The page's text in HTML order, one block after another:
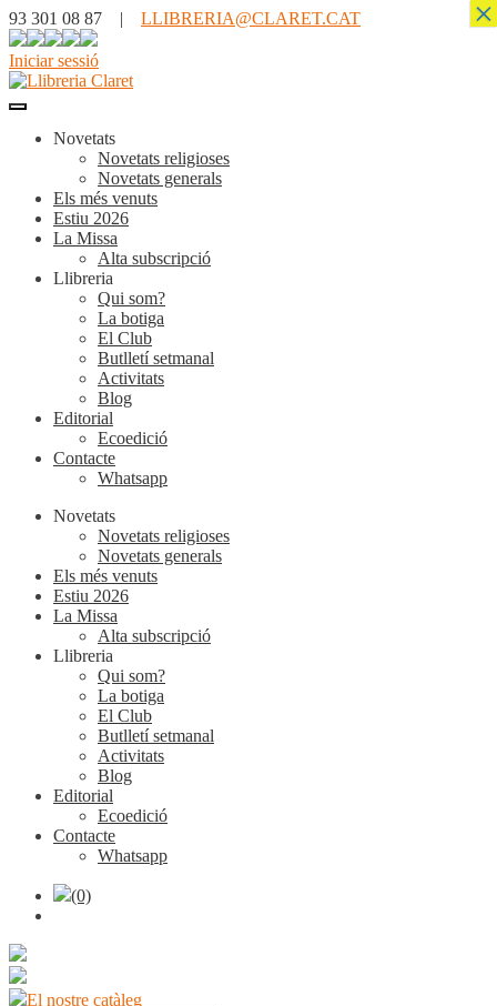
93 301 08 87 | LLIBRERIA@CLARET.CAT
Iniciar sessió
Novetats
Novetats religioses
Novetats generals
Els més venuts
Estiu 2026
La Missa
Alta subscripció
Llibreria
Qui som?
La botiga
El Club
Butlletí setmanal
Activitats
Blog
Editorial
Ecoedició
Contacte
Whatsapp
Novetats
Novetats religioses
Novetats generals
Els més venuts
Estiu 2026
La Missa
Alta subscripció
Llibreria
Qui som?
La botiga
El Club
Butlletí setmanal
Activitats
Blog
Editorial
Ecoedició
Contacte
Whatsapp
(0)
El nostre catàleg
×